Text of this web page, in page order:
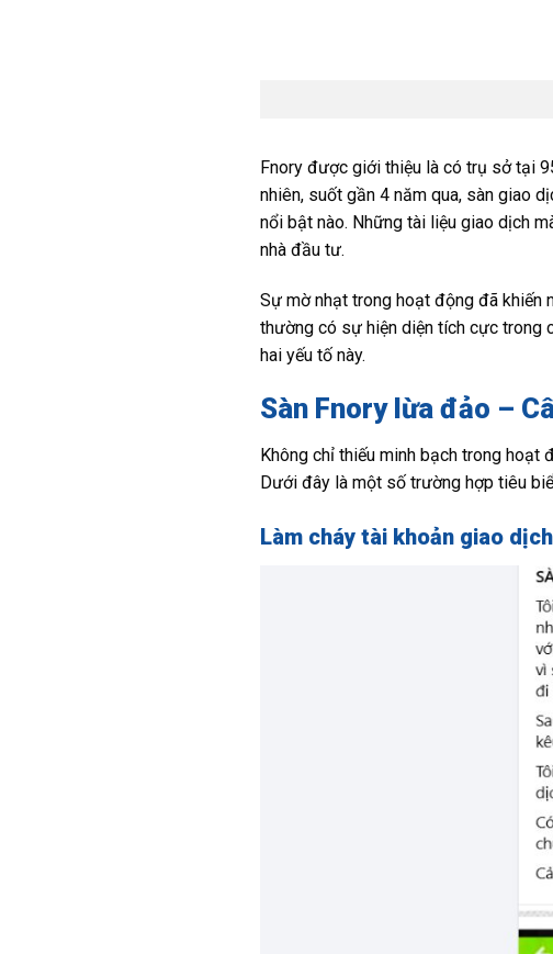
Fnory được giới thiệu là có trụ sở tại
nhiên, suốt gần 4 năm qua, sàn giao
nổi bật nào. Những tài liệu giao dịch
nhà đầu tư.
Sự mờ nhạt trong hoạt động đã khiến
thường có sự hiện diện tích cực trong
hai yếu tố này.
Sàn Fnory lừa đảo –
Không chỉ thiếu minh bạch trong hoạt
Dưới đây là một số trường hợp tiêu
Làm cháy tài khoản giao